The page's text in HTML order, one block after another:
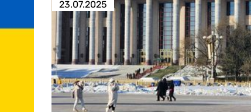
23.07.2025